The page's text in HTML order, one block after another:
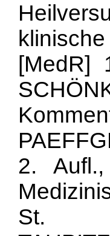
2.
St.